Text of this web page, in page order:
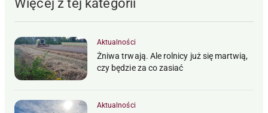
Więcej z tej kategorii
Aktualności
Żniwa trwają. Ale rolnicy już się martwią,
czy będzie za co zasiać
Aktualności